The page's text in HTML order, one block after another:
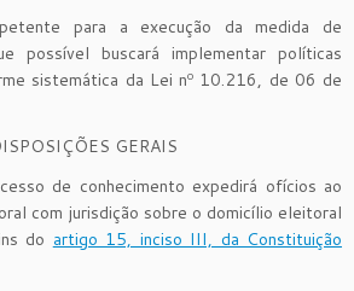
para a execução da medida de
possível buscará implementar políticas
sistemática da Lei nº 10.216, de 06 de
GERAIS
de conhecimento expedirá ofícios ao
com jurisdição sobre o domicílio eleitoral
do artigo 15, inciso III, da Constituição